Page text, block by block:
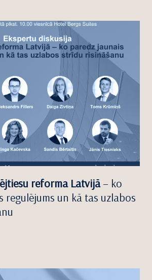
reforma Latvijā– ko
regulējums un kā tas uzlabos